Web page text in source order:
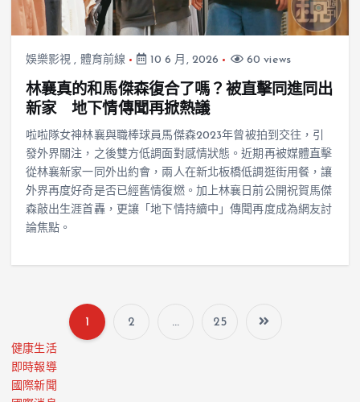
娛樂影視 , 體育前線 10 6 月, 2026 60 views
林襄真的和馬傑森復合了嗎？被直擊同進同出
新家 地下情傳聞再掀熱議
啦啦隊女神林襄與職棒球員馬傑森2023年曾被拍到交往，引
發外界關注，之後雙方低調面對感情狀態。近期再被媒體直擊
從林襄新家一同外出約會，兩人在新北板橋低調逛街用餐，讓
外界再度好奇是否已經舊情復燃。加上林襄日前公開祝賀馬傑
森敲出生涯首轟，更讓「地下情持續中」傳聞再度成為網友討
論焦點。
1 2 ... 25
健康生活
即時報導
國際新聞